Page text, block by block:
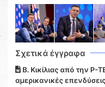
Σχετικά έγγραφα
Β. Κικίλιας από την P-
αμερικανικές